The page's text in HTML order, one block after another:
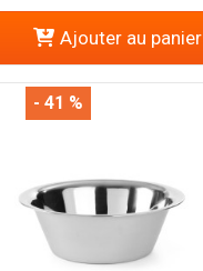
Ajouter au panier
- 41 %